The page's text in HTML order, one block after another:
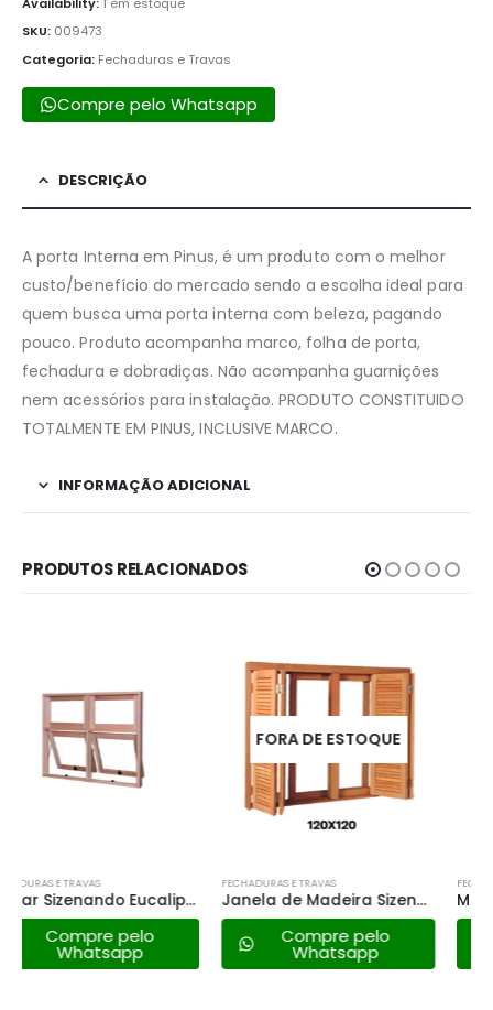
SKU: 009473
Categoria: Fechaduras e Travas
Compre pelo Whatsapp
DESCRIÇÃO
A porta Interna em Pinus, é um produto com o melhor
custo/benefício do mercado sendo a escolha ideal para
quem busca uma porta interna com beleza, pagando
pouco. Produto acompanha marco, folha de porta,
fechadura e dobradiças. Não acompanha guarnições
nem acessórios para instalação. PRODUTO CONSTITUIDO
TOTALMENTE EM PINUS, INCLUSIVE MARCO.
INFORMAÇÃO ADICIONAL
PRODUTOS RELACIONADOS
FORA DE ESTOQUE
FECHADURAS E TRAVAS
Janela de Madeira Sizenando Angelim120x120
Compre pelo
Whatsapp
FECHADURAS E TRAVAS
Maxiar Rgs Mista V.l – 140×120
Compre pelo
Whatsapp